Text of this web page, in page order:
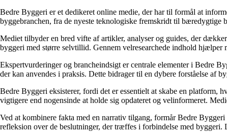
Bedre Byggeri er et dedikeret online medie, der har til formål at
byggebranchen, fra de nyeste teknologiske fremskridt til
Mediet tilbyder en bred vifte af artikler, analyser og guides, der
byggeri med større selvtillid. Gennem velresearchede indhold
Ekspertvurderinger og brancheindsigt er centrale elementer i Bedre
der kan anvendes i praksis. Dette bidrager til en dybere forståelse af
Bedre Byggeri eksisterer, fordi det er essentielt at skabe en
vigtigere end nogensinde at holde sig opdateret og velinformeret.
Ved at kombinere fakta med en narrativ tilgang, formår Bedre
refleksion over de beslutninger, der træffes i forbindelse med